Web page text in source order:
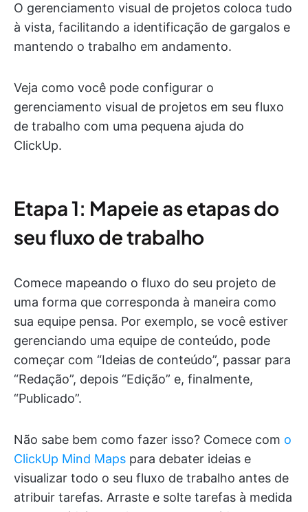
O gerenciamento visual de projetos coloca tudo
à vista, facilitando a identificação de gargalos e
mantendo o trabalho em andamento.
Veja como você pode configurar o
gerenciamento visual de projetos em seu fluxo
de trabalho com uma pequena ajuda do
ClickUp.
Etapa 1: Mapeie as etapas do
seu fluxo de trabalho
Comece mapeando o fluxo do seu projeto de
uma forma que corresponda à maneira como
sua equipe pensa. Por exemplo, se você estiver
gerenciando uma equipe de conteúdo, pode
começar com “Ideias de conteúdo”, passar para
“Redação”, depois “Edição” e, finalmente,
“Publicado”.
Não sabe bem como fazer isso? Comece com o
ClickUp Mind Maps para debater ideias e
visualizar todo o seu fluxo de trabalho antes de
atribuir tarefas. Arraste e solte tarefas à medida